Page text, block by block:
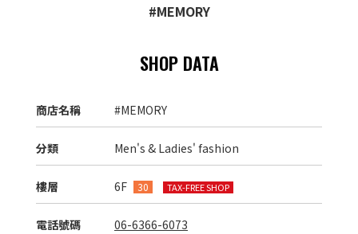
#MEMORY
SHOP DATA
商店名稱 #MEMORY
分類 Men's & Ladies' fashion
樓層 6F 30 TAX-FREE SHOP
電話號碼 06-6366-6073